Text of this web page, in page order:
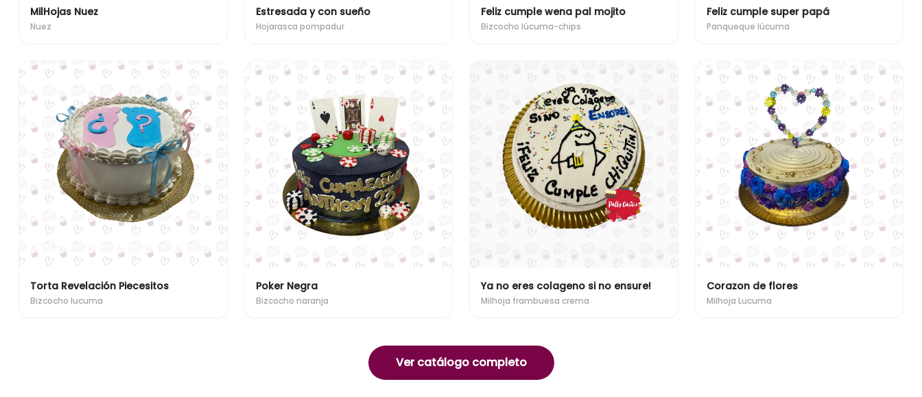
MilHojas Nuez
Nuez
Estresada y con sueño
Hojarasca pompadur
Feliz cumple wena pal mojito
Bizcocho lúcuma-chips
Feliz cumple super papá
Panqueque lúcuma
Torta Revelación Piecesitos
Bizcocho lucuma
Poker Negra
Bizcocho naranja
Ya no eres colageno si no ensure!
Milhoja frambuesa crema
Corazon de flores
Milhoja Lucuma
Ver catálogo completo